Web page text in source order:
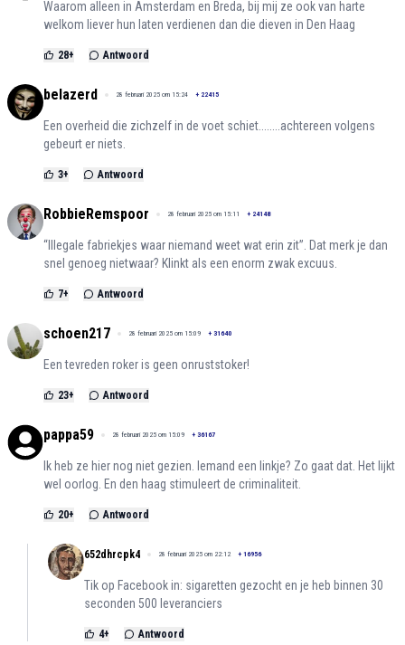
Waarom alleen in Amsterdam en Breda, bij mij ze ook van harte
welkom liever hun laten verdienen dan die dieven in Den Haag
28+ Antwoord
belazerd 28 februari 2025 om 15:24 + 22415
Een overheid die zichzelf in de voet schiet........achtereen volgens
gebeurt er niets.
3+ Antwoord
RobbieRemspoor 28 februari 2025 om 15:11 + 24148
“Illegale fabriekjes waar niemand weet wat erin zit”. Dat merk je dan
snel genoeg nietwaar? Klinkt als een enorm zwak excuus.
7+ Antwoord
schoen217 28 februari 2025 om 15:09 + 31640
Een tevreden roker is geen onruststoker!
23+ Antwoord
pappa59 28 februari 2025 om 15:09 + 36167
Ik heb ze hier nog niet gezien. Iemand een linkje? Zo gaat dat. Het lijkt
wel oorlog. En den haag stimuleert de criminaliteit.
20+ Antwoord
652dhrcpk4 28 februari 2025 om 22:12 + 16956
Tik op Facebook in: sigaretten gezocht en je heb binnen 30
seconden 500 leveranciers
4+ Antwoord